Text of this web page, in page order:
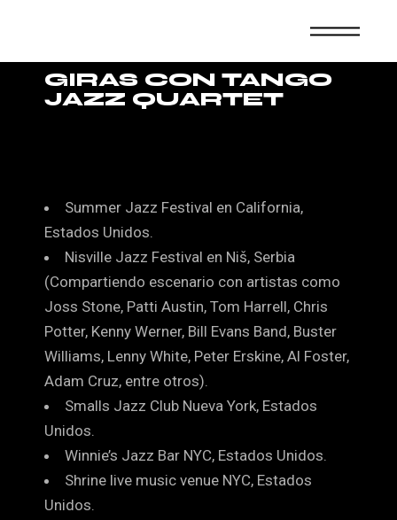
GIRAS CON TANGO
JAZZ QUARTET
Summer Jazz Festival en California,
Estados Unidos.
Nisville Jazz Festival en Niš, Serbia
(Compartiendo escenario con artistas como
Joss Stone, Patti Austin, Tom Harrell, Chris
Potter, Kenny Werner, Bill Evans Band, Buster
Williams, Lenny White, Peter Erskine, Al Foster,
Adam Cruz, entre otros).
Smalls Jazz Club Nueva York, Estados
Unidos.
Winnie’s Jazz Bar NYC, Estados Unidos.
Shrine live music venue NYC, Estados
Unidos.